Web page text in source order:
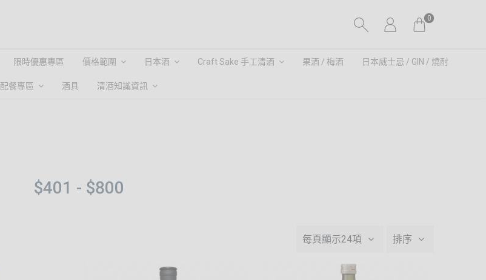
0
限時優惠專區 價格範圍 日本酒 Craft Sake 手工清酒 果酒 / 梅酒 日本威士忌 / GIN / 燒酎
配餐專區 酒具 清酒知識資訊
$401 - $800
每頁顯示24項 排序